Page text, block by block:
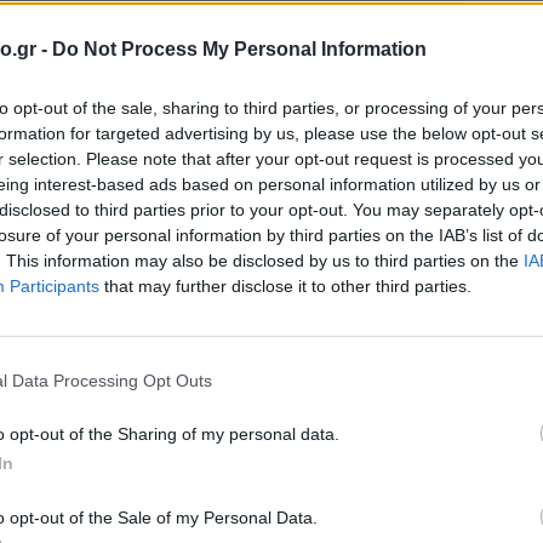
- Do Not Process My Personal Information
opt-out of the sale, sharing to third parties, or processing of your
for targeted advertising by us, please use the below opt-out
selection. Please note that after your opt-out request is processed
interest-based ads based on personal information utilized by us
to third parties prior to your opt-out. You may separately
of your personal information by third parties on the IAB’s list of
This information may also be disclosed by us to third parties on the
Participants that may further disclose it to other third parties.
Data Processing Opt Outs
opt-out of the Sharing of my personal data.
opt-out of the Sale of my Personal Data.
από το σύστημα μοντέλων
τις ομάδεςΜΕΤΕΟκαιUESG
GREGAA , η οποία έχει αναπτυχθεί στοΕθνικό
ως στοιχείο εισόδου για τη λειτουργία του μοντέλου
συμπεριλαμβάνονται οι συγκεντρώσεις από μεταφορά
Ίδρυμα Έρευνας και Καινοτομίας (ΕΛΙΔΕΚ) και από τη
(ΓΓΕΚ), με αρ. Σύμβασης Έργου 409.
Πράξης με τίτλο «ΘΕΣΠΙΑ ΙΙ: ΘΕμελίωση Συνεργιστικών και
παρακολούθησης, διαχείρισης και πρόγνωσης
και κωδικό MIS 5002517.
Άγιος